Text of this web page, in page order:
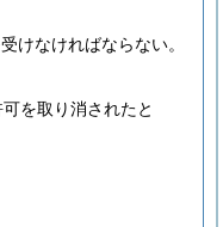
けなければならない。
を取り消されたと